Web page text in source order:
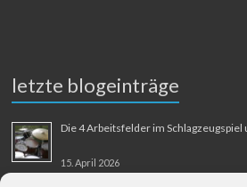
letzte blogeinträge
Die 4 Arbeitsfelder im Schlagzeugspiel
15. April 2026